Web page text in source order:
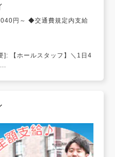
円～ ◆交通費規定内支給
]: 【ホールスタッフ】＼1日4